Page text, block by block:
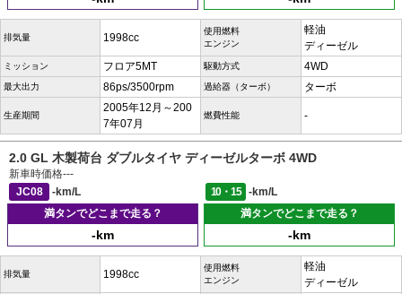
排気量 1998cc
使用燃料
エンジン
軽油
ディーゼル
ミッション フロア5MT 駆動方式 4WD
最大出力 86ps/3500rpm 過給器（ターボ） ターボ
生産期間
2005年12月～200
7年07月
燃費性能 -
2.0 GL 木製荷台 ダブルタイヤ ディーゼルターボ 4WD
新車時価格---
JC08
-km/L 10・15
-km/L
満タンでどこまで走る？
-km
満タンでどこまで走る？
-km
排気量 1998cc
使用燃料
エンジン
軽油
ディーゼル